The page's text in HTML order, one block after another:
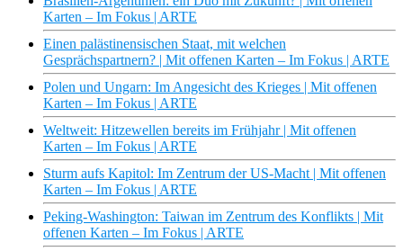
Karten – Im Fokus | ARTE
Einen palästinensischen Staat, mit welchen
Gesprächspartnern? | Mit offenen Karten – Im Fokus | ARTE
Polen und Ungarn: Im Angesicht des Krieges | Mit offenen
Karten – Im Fokus | ARTE
Weltweit: Hitzewellen bereits im Frühjahr | Mit offenen
Karten – Im Fokus | ARTE
Sturm aufs Kapitol: Im Zentrum der US-Macht | Mit offenen
Karten – Im Fokus | ARTE
Peking-Washington: Taiwan im Zentrum des Konflikts | Mit
offenen Karten – Im Fokus | ARTE